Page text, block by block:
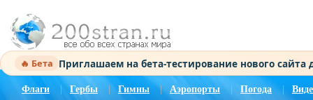
🔥 Бета Приглашаем на бета-тестирование нового
Флаги Гербы Гимны | Аэропорты Погода |